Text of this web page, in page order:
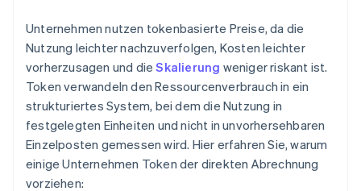
Unternehmen nutzen tokenbasierte Preise, da die
Nutzung leichter nachzuverfolgen, Kosten leichter
vorherzusagen und dieSkalierung weniger riskant ist.
Token verwandeln den Ressourcenverbrauch in ein
strukturiertes System, bei dem die Nutzung in
festgelegten Einheiten und nicht in unvorhersehbaren
Einzelposten gemessen wird. Hier erfahren Sie, warum
einige Unternehmen Token der direkten Abrechnung
vorziehen: